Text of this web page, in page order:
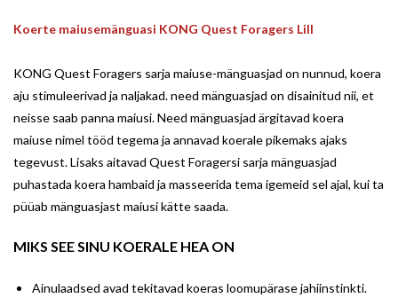
Koerte maiusemänguasi KONG Quest Foragers Lill
KONG Quest Foragers sarja maiuse-mänguasjad on nunnud, koera
aju stimuleerivad ja naljakad. need mänguasjad on disainitud nii, et
neisse saab panna maiusi. Need mänguasjad ärgitavad koera
maiuse nimel tööd tegema ja annavad koerale pikemaks ajaks
tegevust. Lisaks aitavad Quest Foragersi sarja mänguasjad
puhastada koera hambaid ja masseerida tema igemeid sel ajal, kui ta
püüab mänguasjast maiusi kätte saada.
MIKS SEE SINU KOERALE HEA ON
Ainulaadsed avad tekitavad koeras loomupärase jahiinstinkti.